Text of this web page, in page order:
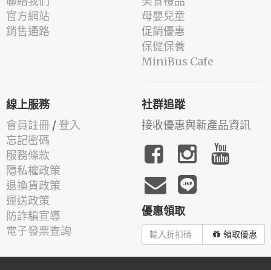
官方網站
銷售通路
母嬰兒童
促銷優惠
保健保養
MiniBus Cafe
線上服務
會員註冊 / 登入
忘記密碼
服務條款
隱私權政策
退換貨政策
運送政策
防詐騙宣導
電子發票查詢
社群追蹤
接收優惠與新產品資訊
優惠領取
領取優惠